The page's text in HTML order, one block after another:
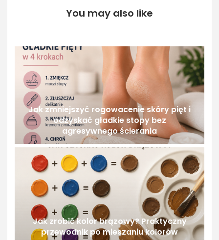
You may also like
Jak zmniejszyć rogowacenie skóry pięt i
odzyskać gładkie stopy bez
agresywnego ścierania
Jak zrobić kolor brązowy? Praktyczny
przewodnik po mieszaniu kolorów